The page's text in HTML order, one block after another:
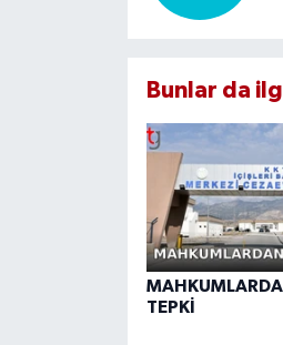
Bunlar da
TEPKİ